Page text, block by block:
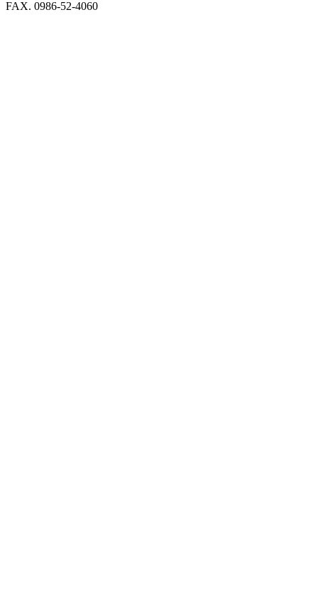
FAX. 0986-52-4060